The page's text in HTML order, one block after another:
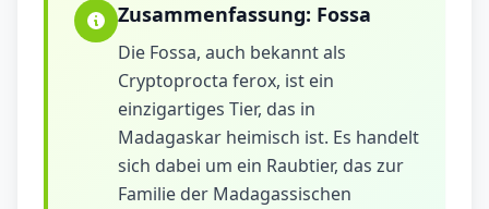
Zusammenfassung: Fossa
Die Fossa, auch bekannt als
Cryptoprocta ferox, ist ein
einzigartiges Tier, das in
Madagaskar heimisch ist. Es handelt
sich dabei um ein Raubtier, das zur
Familie der Madagassischen